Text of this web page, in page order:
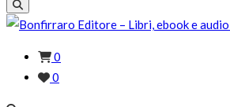
0
0